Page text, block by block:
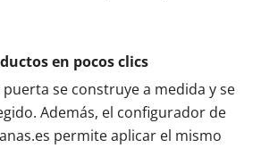
en pocos clics
se construye a medida y se
Además, el configurador de
permite aplicar el mismo